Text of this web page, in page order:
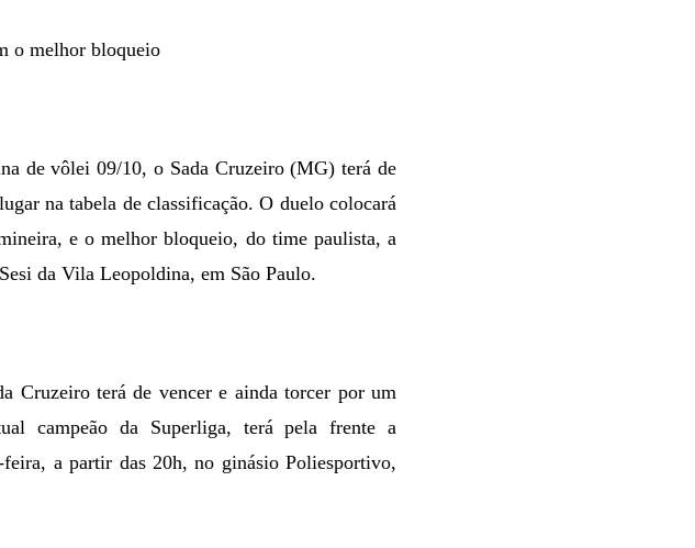
o melhor bloqueio
de vôlei 09/10, o Sada Cruzeiro (MG) terá de
na tabela de classificação. O duelo colocará
e o melhor bloqueio, do time paulista, a
da Vila Leopoldina, em São Paulo.
Cruzeiro terá de vencer e ainda torcer por um
campeão da Superliga, terá pela frente a
a partir das 20h, no ginásio Poliesportivo,